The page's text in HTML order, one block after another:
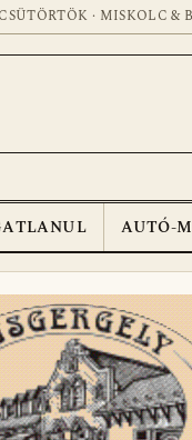
· MISKOLC &
AUTÓ-